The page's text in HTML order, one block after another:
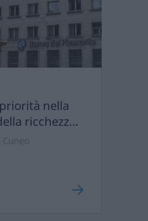
nella
ricchezza:
inflazione e